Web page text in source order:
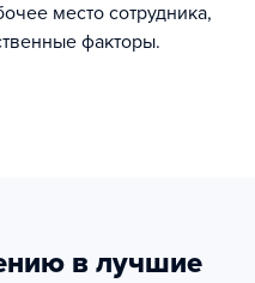
место сотрудника,
факторы.
в лучшие